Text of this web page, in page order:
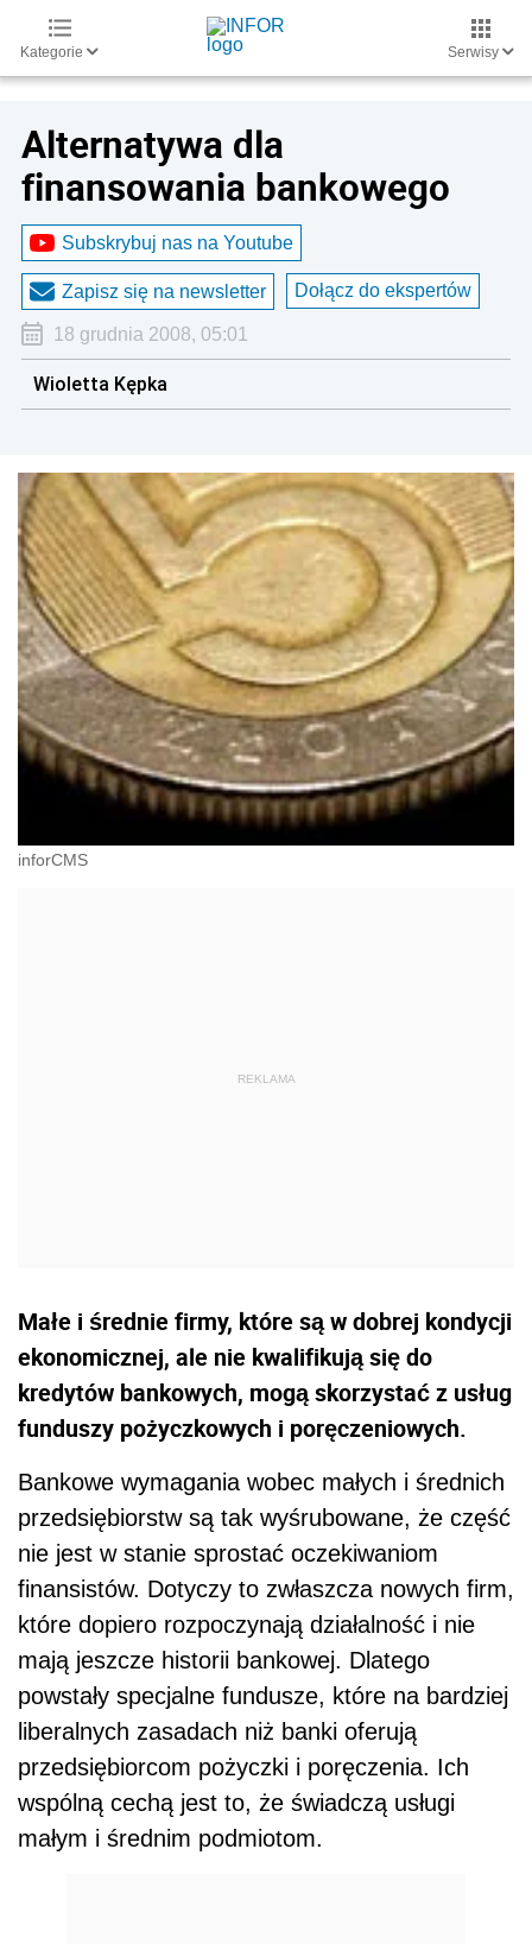
Kategorie Serwisy
Alternatywa dla
finansowania bankowego
Subskrybuj nas na Youtube
Zapisz się na newsletter Dołącz do ekspertów
18 grudnia 2008, 05:01
Wioletta Kępka
inforCMS
Małe i średnie firmy, które są w dobrej kondycji
ekonomicznej, ale nie kwalifikują się do
kredytów bankowych, mogą skorzystać z usług
funduszy pożyczkowych i poręczeniowych.
Bankowe wymagania wobec małych i średnich
przedsiębiorstw są tak wyśrubowane, że część
nie jest w stanie sprostać oczekiwaniom
finansistów. Dotyczy to zwłaszcza nowych firm,
które dopiero rozpoczynają działalność i nie
mają jeszcze historii bankowej. Dlatego
powstały specjalne fundusze, które na bardziej
liberalnych zasadach niż banki oferują
przedsiębiorcom pożyczki i poręczenia. Ich
wspólną cechą jest to, że świadczą usługi
małym i średnim podmiotom.